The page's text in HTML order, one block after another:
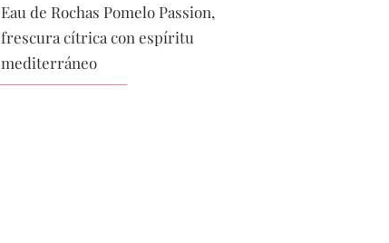
Eau de Rochas Pomelo Passion,
frescura cítrica con espíritu
mediterráneo